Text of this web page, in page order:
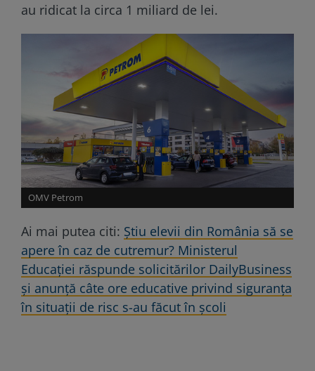
au ridicat la circa 1 miliard de lei.
OMV Petrom
Ai mai putea citi: Știu elevii din România să se
apere în caz de cutremur? Ministerul
Educației răspunde solicitărilor DailyBusiness
și anunță câte ore educative privind siguranța
în situații de risc s-au făcut în școli